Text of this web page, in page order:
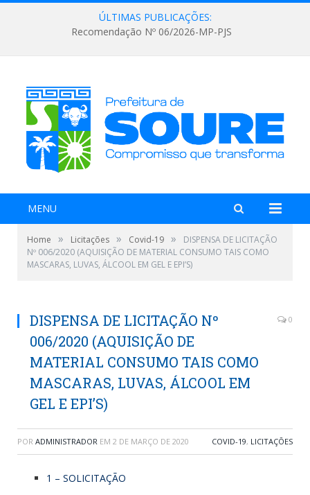
ÚLTIMAS PUBLICAÇÕES:
Lei Aldir Blanc 2026
MENU
Home » Licitações » Covid-19 »
DISPENSA DE LICITAÇÃO
Nº 006/2020 (AQUISIÇÃO DE MATERIAL CONSUMO TAIS COMO
MASCARAS, LUVAS, ÁLCOOL EM GEL E EPI’S)
DISPENSA DE LICITAÇÃO Nº
006/2020 (AQUISIÇÃO DE
MATERIAL CONSUMO TAIS COMO
MASCARAS, LUVAS, ÁLCOOL EM
GEL E EPI’S)
0
POR ADMINISTRADOR EM 2 DE MARÇO DE 2020 COVID-19, LICITAÇÕES
1 – SOLICITAÇÃO